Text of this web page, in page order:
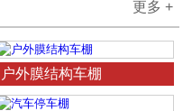
更多 +
户外膜结构车棚